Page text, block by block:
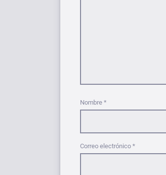
Nombre *
Correo electrónico *